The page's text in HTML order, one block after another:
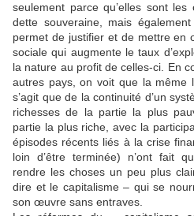
seulement parce qu’elles sont
dette souveraine, mais
permet de justifier et de mettre en
sociale qui augmente le taux
la nature au profit de celles-ci. En
autres pays, on voit que la même
s’agit que de la continuité d’un
richesses de la partie la plus
partie la plus riche, avec la
épisodes récents liés à la crise
loin d’être terminée) n’ont fait
rendre les choses un peu plus
dire et le capitalisme – qui se
son œuvre sans entraves.